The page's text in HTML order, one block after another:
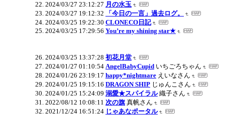
2024/03/27 23:12:27 月の水玉
2024/03/27 19:12:32
「今日の一言」過去ログ。
2024/03/25 19:22:30 CLONECO日記
2024/03/25 17:29:56 You’re my shining star★
2024/03/25 13:37:28 初花月堂
2024/01/27 01:10:54 AngelBabyCupid いちごろちゃん
2024/01/26 23:19:17 happy*nightmare えいなさん
2024/01/25 19:15:16 DRAGON SHIP じゅんこさん
2024/01/25 15:24:09 溺愛★スパイラル 織子さん
2022/08/12 10:08:11 次の旗 真帆さん
2021/12/24 16:51:24 じゃあなポータル